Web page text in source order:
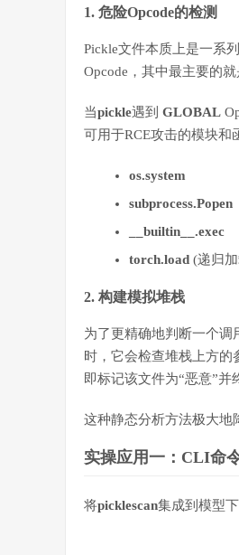
1. 危险Opcode的检测
Pickle文件本质上是一系
Opcode，其中最主要的就
当pickle遇到 GLOBAL
可用于RCE攻击的模块和
os.system
subprocess.Popen
__builtin__.exec
torch.load (递归
2. 构建模拟堆栈
为了更精确地判断一个调
时，它会检查堆栈上方
即标记该文件为“恶意”并
这种静态分析方法极大地
实操应用一：CLI命
将picklescan集成到模型